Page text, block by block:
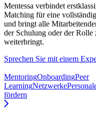
Mentessa verbindet
Matching für eine
und bringt alle
der Schulung oder der
weiterbringt.
Sprechen Sie mit einem
MentoringOnboardingPeer
LearningNetzwerke
fördern